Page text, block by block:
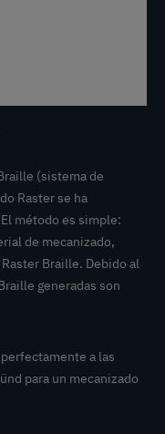
(sistema de
Raster se ha
método es simple:
de mecanizado,
Braille. Debido al
generadas son
a las
para un mecanizado